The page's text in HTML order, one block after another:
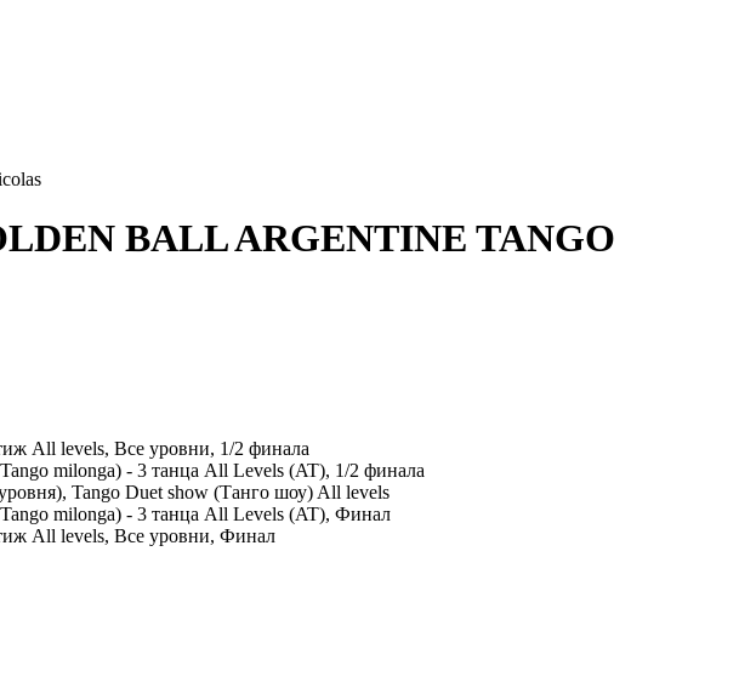
BALL ARGENTINE TANGO
All levels, Все уровни, 1/2 финала
milonga) - 3 танца All Levels (AT), 1/2 финала
Tango Duet show (Танго шоу) All levels
milonga) - 3 танца All Levels (AT), Финал
All levels, Все уровни, Финал